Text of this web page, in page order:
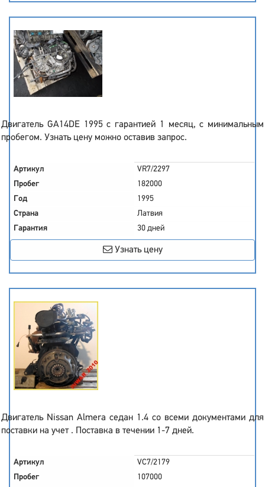
Двигатель GA14DE 1995 с гарантией 1 месяц, с минимальным
пробегом. Узнать цену можно оставив запрос.
Артикул
VR7/2297
Пробег
182000
Год
1995
Страна
Латвия
Гарантия
30 дней
Узнать цену
Двигатель Nissan Almera седан 1.4 со всеми документами для
поставки на учет . Поставка в течении 1-7 дней.
Артикул
VC7/2179
Пробег
107000